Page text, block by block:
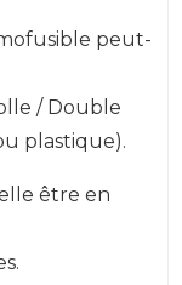
peut-
/ Double
plastique).
être en